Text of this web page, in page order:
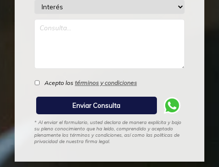
Acepto los términos y condiciones
* Al enviar el formulario, usted declara de manera explícita y bajo
su pleno conocimiento que ha leído, comprendido y aceptado
plenamente los términos y condiciones, así como las políticas de
privacidad de nuestra firma legal.